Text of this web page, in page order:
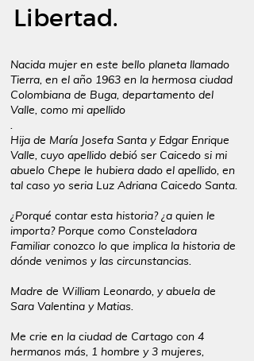
Libertad.
Nacida mujer en este bello planeta llamado
Tierra, en el año 1963 en la hermosa ciudad
Colombiana de Buga, departamento del
Valle, como mi apellido
.
Hija de María Josefa Santa y Edgar Enrique
Valle, cuyo apellido debió ser Caicedo si mi
abuelo Chepe le hubiera dado el apellido, en
tal caso yo seria Luz Adriana Caicedo Santa.
¿Porqué contar esta historia? ¿a quien le
importa? Porque como Consteladora
Familiar conozco lo que implica la historia de
dónde venimos y las circunstancias.
Madre de William Leonardo, y abuela de
Sara Valentina y Matias.
Me crie en la ciudad de Cartago con 4
hermanos más, 1 hombre y 3 mujeres,